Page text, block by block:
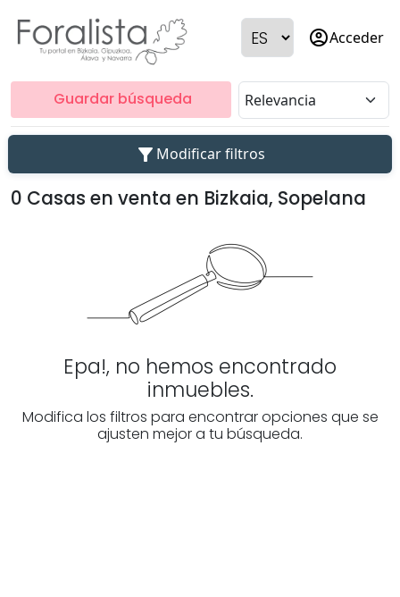
account_circleAcceder
Guardar búsqueda
filter_alt Modificar filtros
0 Casas en venta en Bizkaia, Sopelana
Epa!, no hemos encontrado
inmuebles.
Modifica los filtros para encontrar opciones que se
ajusten mejor a tu búsqueda.